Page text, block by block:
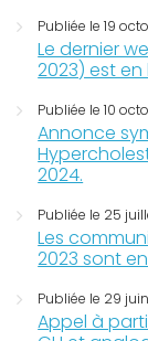
Publiée le 19
Le dernier
2023) est en
Publiée le 10
Annonce
2024.
Publiée le 25
Les
2023 sont
Publiée le 29
Appel à